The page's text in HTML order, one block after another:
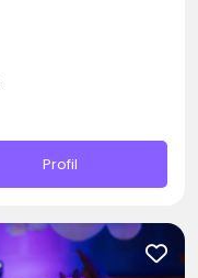
Profil